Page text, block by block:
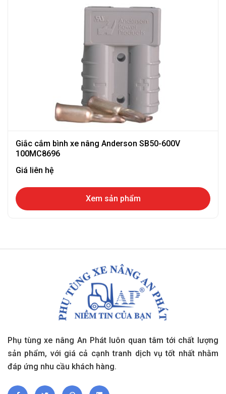
Giắc cắm bình xe nâng Anderson SB50-600V
100MC8696
Giá liên hệ
Xem sản phẩm
Phụ tùng xe nâng An Phát luôn quan tâm tới chất lượng
sản phẩm, với giá cả cạnh tranh dịch vụ tốt nhất nhằm
đáp ứng nhu cầu khách hàng.